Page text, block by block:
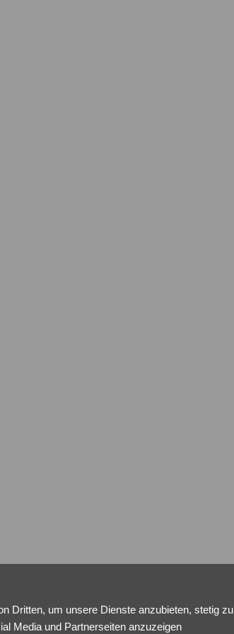
Dritten, um unsere Dienste anzubieten, stetig zu
Media und Partnerseiten anzuzeigen